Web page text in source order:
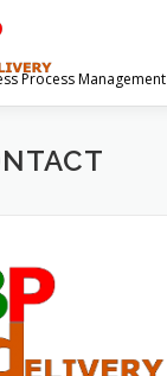
Process Management